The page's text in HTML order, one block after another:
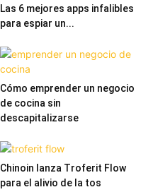
Las 6 mejores apps infalibles
para espiar un...
Cómo emprender un negocio
de cocina sin
descapitalizarse
Chinoin lanza Troferit Flow
para el alivio de la tos